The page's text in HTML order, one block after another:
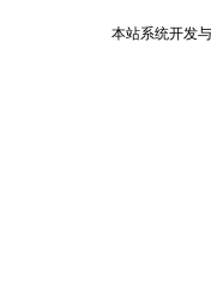
本站系统开发